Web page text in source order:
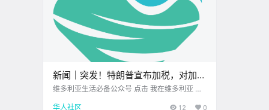
新闻｜突发！特朗普宣布加税，对加拿
大商品关税升至35%！八月长周末维多
维多利亚生活必备公众号 点击 我在维多利亚 关
楼，品质有保证 UPS维多利亚DT店 大家周四好
华人社区 12 0